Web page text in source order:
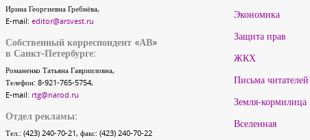
Ирина Георгиевна Гребнёва,
E-mail: editor@arsvest.ru
Собственный корреспондент «АВ»
в Санкт-Петербурге:
Романенко Татьяна Гаврииловна,
Телефон: 8-921-765-5754,
E-mail: rtg@narod.ru
Отдел рекламы:
Тел.: (423) 240-70-21, факс: (423) 240-70-22
Экономика
Защита прав
ЖКХ
Письма читателей
Земля-кормилица
Вселенная